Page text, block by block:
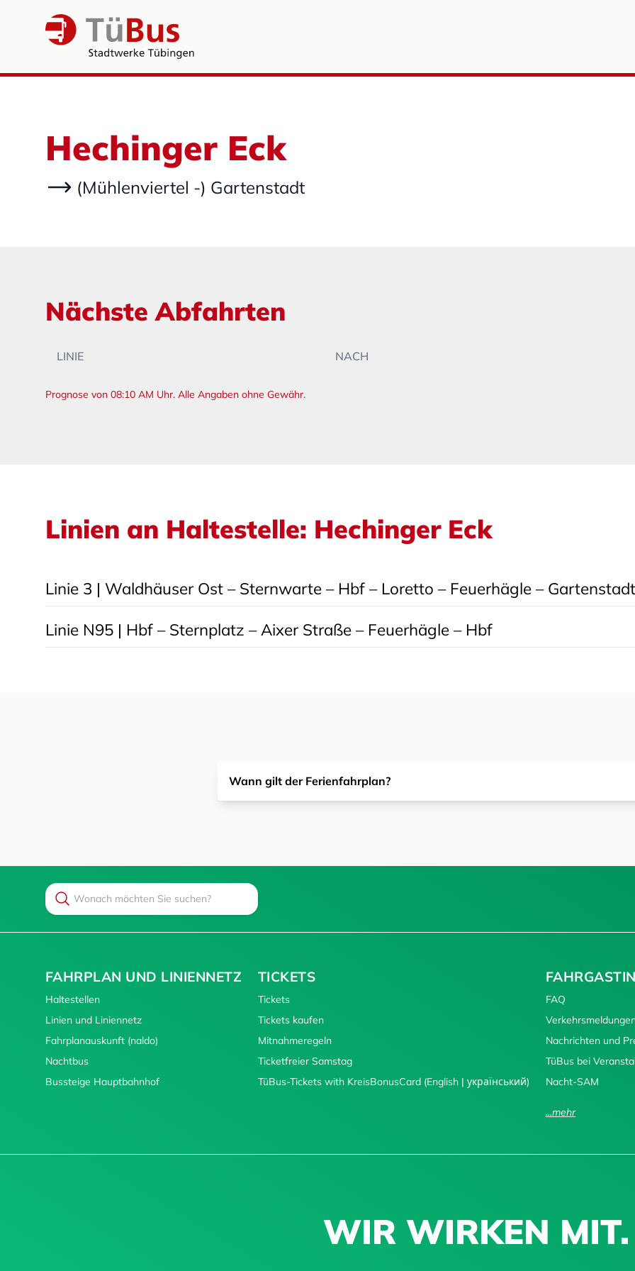
Hechinger Eck
(Mühlenviertel -) Gartenstadt
Nächste Abfahrten
LINIE NACH
Prognose von 08:10 AM Uhr. Alle Angaben ohne Gewähr.
Linien an Haltestelle: Hechinger Eck
Linie 3 | Waldhäuser Ost – Sternwarte – Hbf – Loretto – Feuerhägle – Gartenstadt
Linie N95 | Hbf – Sternplatz – Aixer Straße – Feuerhägle – Hbf
Wann gilt der Ferienfahrplan?
Search
FAHRPLAN UND LINIENNETZ
Haltestellen
Linien und Liniennetz
Fahrplanauskunft (naldo)
Nachtbus
Bussteige Hauptbahnhof
TICKETS
Tickets
Tickets kaufen
Mitnahmeregeln
Ticketfreier Samstag
TüBus-Tickets with KreisBonusCard (English | український)
FAQ
Nachrichten und
TüBus bei
Nacht-SAM
...mehr
WIR WIRKEN MIT.